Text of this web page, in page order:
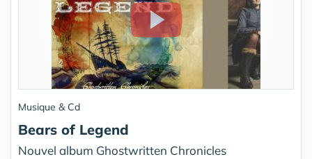
Musique & Cd
Bears of Legend
Nouvel album Ghostwritten Chronicles